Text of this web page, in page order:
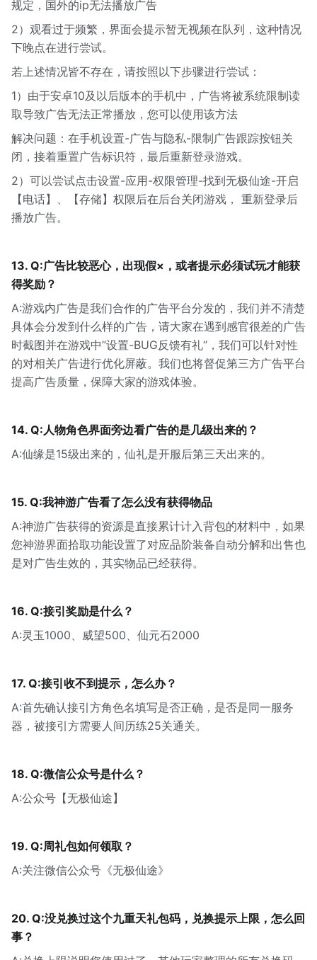
规定，国外的ip无法播放广告
2）观看过于频繁，界面会提示暂无视频在队列，这种情况
下晚点在进行尝试。
若上述情况皆不存在，请按照以下步骤进行尝试：
1）由于安卓10及以后版本的手机中，广告将被系统限制读
取导致广告无法正常播放，您可以使用该方法
解决问题：在手机设置-广告与隐私-限制广告跟踪按钮关
闭，接着重置广告标识符，最后重新登录游戏。
2）可以尝试点击设置-应用-权限管理-找到无极仙途-开启
【电话】、【存储】权限后在后台关闭游戏， 重新登录后
播放广告。
13. Q:广告比较恶心，出现假×，或者提示必须试玩才能获
得奖励？
A:游戏内广告是我们合作的广告平台分发的，我们并不清楚
具体会分发到什么样的广告，请大家在遇到感官很差的广告
时截图并在游戏中”设置-BUG反馈有礼“，我们可以针对性
的对相关广告进行优化屏蔽。我们也将督促第三方广告平台
提高广告质量，保障大家的游戏体验。
14. Q:人物角色界面旁边看广告的是几级出来的？
A:仙缘是15级出来的，仙礼是开服后第三天出来的。
15. Q:我神游广告看了怎么没有获得物品
A:神游广告获得的资源是直接累计计入背包的材料中，如果
您神游界面拾取功能设置了对应品阶装备自动分解和出售也
是对广告生效的，其实物品已经获得。
16. Q:接引奖励是什么？
A:灵玉1000、威望500、仙元石2000
17. Q:接引收不到提示，怎么办？
A:首先确认接引方角色名填写是否正确，是否是同一服务
器，被接引方需要人间历练25关通关。
18. Q:微信公众号是什么？
A:公众号【无极仙途】
19. Q:周礼包如何领取？
A:关注微信公众号《无极仙途》
20. Q:没兑换过这个九重天礼包码，兑换提示上限，怎么回
事？